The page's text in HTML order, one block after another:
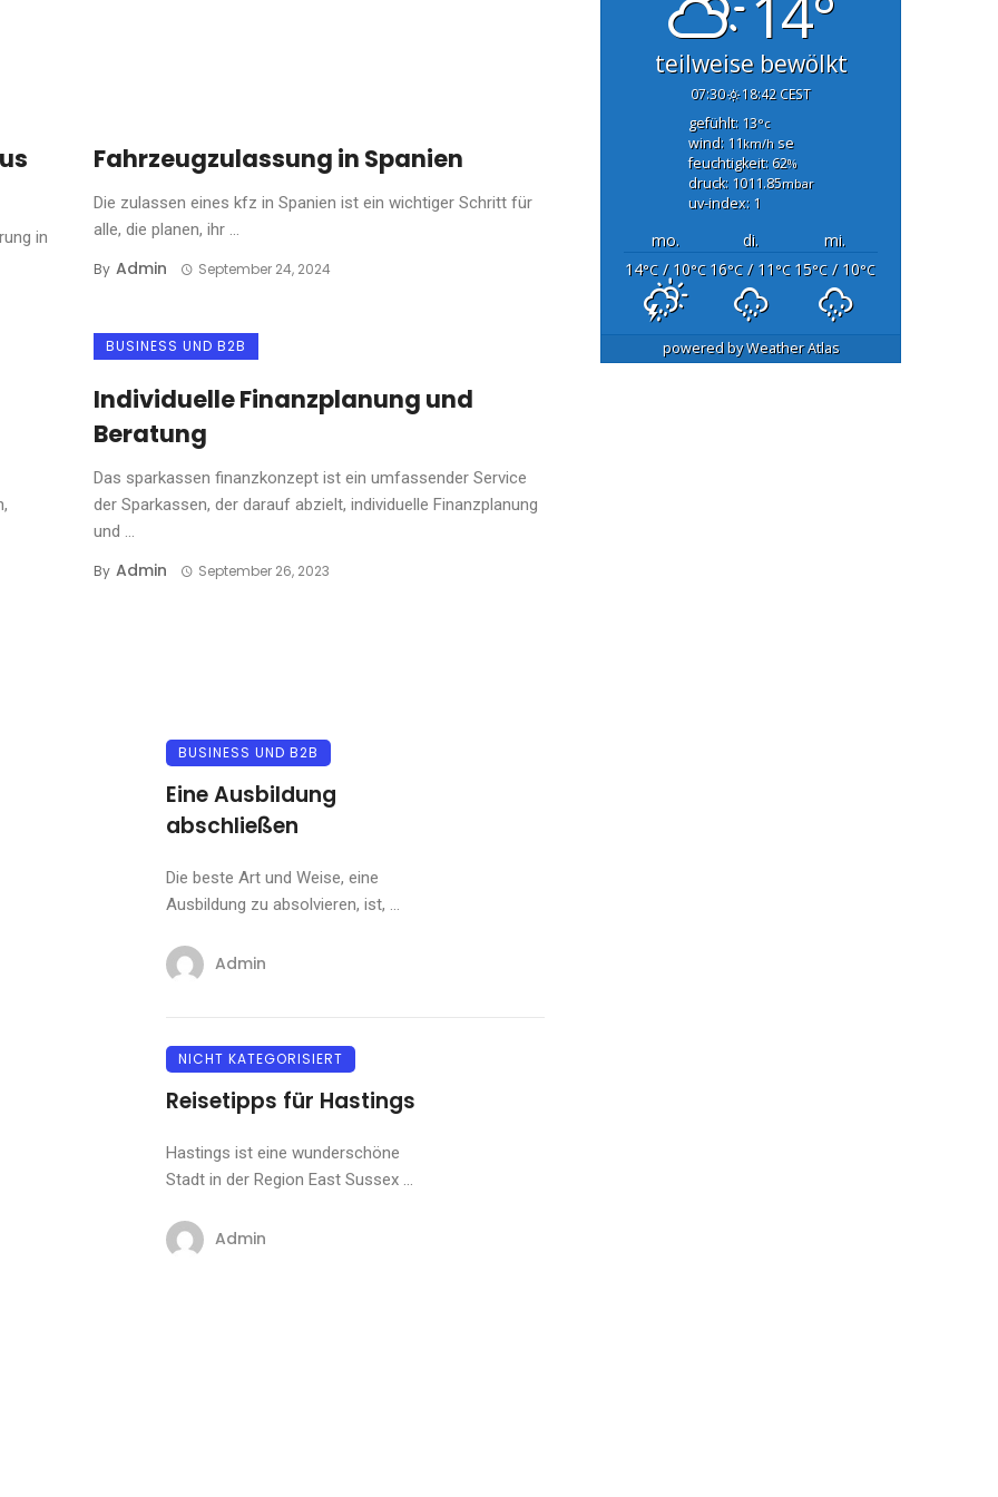
in
Fahrzeugzulassung in Spanien
Die zulassen eines kfz in Spanien ist ein wichtiger Schritt für
alle, die planen, ihr ...
By Admin September 24, 2024
BUSINESS UND B2B
Individuelle Finanzplanung und
Beratung
Das sparkassen finanzkonzept ist ein umfassender Service
der Sparkassen, der darauf abzielt, individuelle Finanzplanung
und ...
By Admin September 26, 2023
BUSINESS UND B2B
Eine Ausbildung
abschließen
Die beste Art und Weise, eine
Ausbildung zu absolvieren, ist, ...
Admin
NICHT KATEGORISIERT
Reisetipps für Hastings
Hastings ist eine wunderschöne
Stadt in der Region East Sussex ...
Admin
teilweise bewölkt
07:30 18:42 CEST
gefühlt: 13°c
wind: 11km/hse
feuchtigkeit: 62%
druck: 1011.85mbar
uv-index: 1
mo. di.
mi.
14°C / 10°C 16°C / 11°C 15°C / 10°C
powered byWeather Atlas